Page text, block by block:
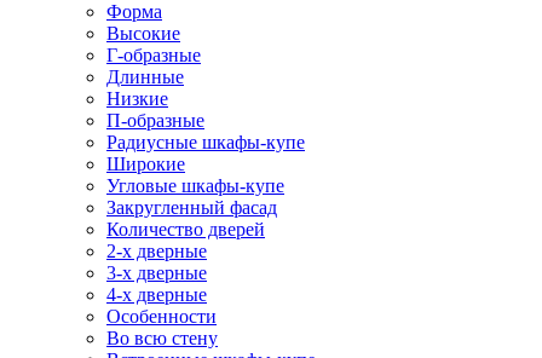
Форма
Высокие
Г-образные
Длинные
Низкие
П-образные
Радиусные шкафы-купе
Широкие
Угловые шкафы-купе
Закругленный фасад
Количество дверей
2-х дверные
3-х дверные
4-х дверные
Особенности
Во всю стену